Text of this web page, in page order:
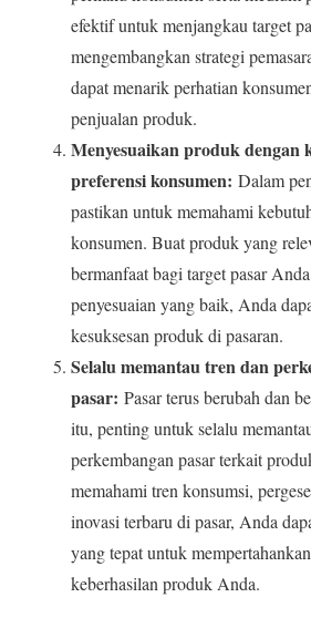
efektif untuk menjangkau target
mengembangkan strategi
dapat menarik perhatian
penjualan produk.
Menyesuaikan produk dengan
preferensi konsumen: Dalam
pastikan untuk memahami
konsumen. Buat produk yang
bermanfaat bagi target pasar
penyesuaian yang baik, Anda
kesuksesan produk di pasaran.
Selalu memantau tren dan
pasar: Pasar terus berubah dan
itu, penting untuk selalu
perkembangan pasar terkait
memahami tren konsumsi,
inovasi terbaru di pasar, Anda
yang tepat untuk
keberhasilan produk Anda.